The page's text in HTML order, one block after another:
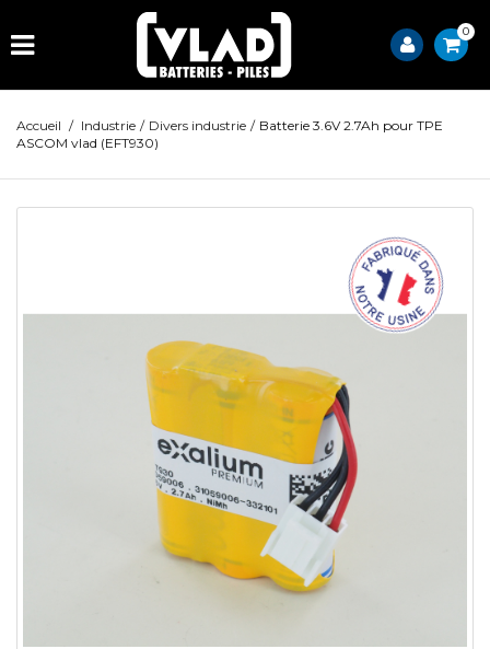
0
Accueil / Industrie / Divers industrie / Batterie 3.6V 2.7Ah pour TPE
ASCOM vlad (EFT930)